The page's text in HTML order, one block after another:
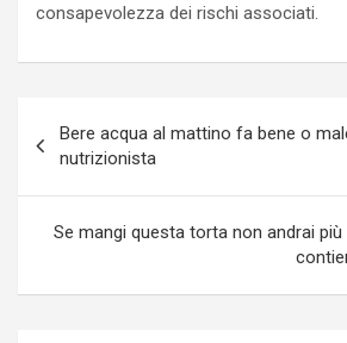
consapevolezza dei rischi associati.
articoli
Bere acqua al mattino fa bene o
nutrizionista
Se mangi questa torta non andrai